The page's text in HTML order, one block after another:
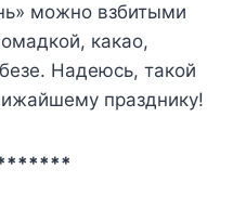
можно взбитыми
какао,
Надеюсь, такой
празднику!